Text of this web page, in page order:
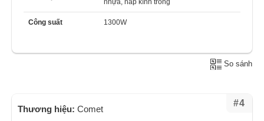
Công suất 1300W
So sánh
#4
Thương hiệu: Comet